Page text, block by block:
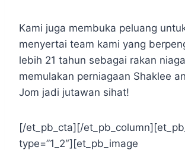
Kami juga membuka peluang
menyertai team kami yang
lebih 21 tahun sebagai rakan
memulakan perniagaan Shaklee
Jom jadi jutawan sihat!
[/et_pb_cta][/
type=”1_2″][et_pb_image